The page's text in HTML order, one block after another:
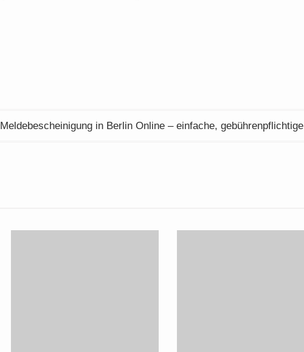
Meldebescheinigung in Berlin Online – einfache, gebührenpflichtige